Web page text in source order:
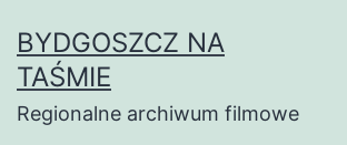
to
content
BYDGOSZCZ NA
TAŚMIE
Regionalne archiwum filmowe